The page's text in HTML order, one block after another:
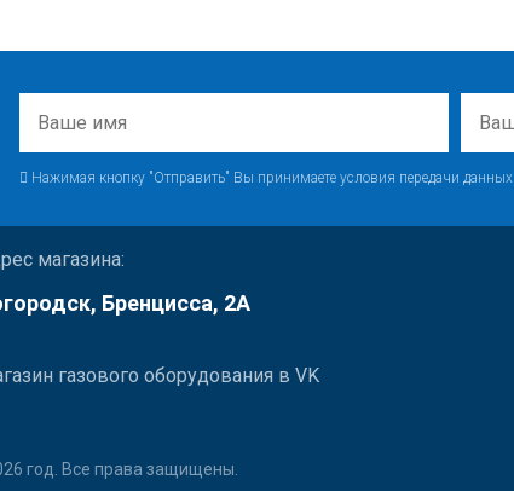
Нажимая кнопку "Отправить" Вы принимаете условия передачи данных.
магазина:
Бренцисса, 2А
газового оборудования в VK
год. Все права защищены.